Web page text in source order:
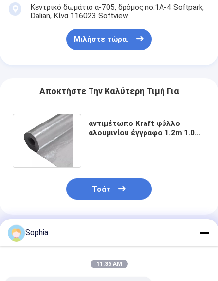
Κολλητική ταινία υφασμάτων γυαλιού
Κολλητική ταινία φύλλων αλουμινίου αργιλίου
Αντιμέτωπο φύλλο αλουμινίου έγγραφο της Kraft
Scrim φύλλων αλουμινίου ταινία
Ταινία αγωγών υφασμάτων
Κολλητική ταινία της PET
Ρίψη επένδυσης ακρίβειας
Κεντρικό δωμάτιο α-705, δρόμος no.1A-4 Softpark,
Dalian, Κίνα 116023 Softview
Μιλήστε τώρα.
Αποκτήστε Την Καλύτερη Τιμή Για
αντιμέτωπο Kraft φύλλο
αλουμινίου έγγραφο 1.2m 1.0m
Τσάτ
Συνιστώμενα Προϊόντα
Sophia
11:36 AM